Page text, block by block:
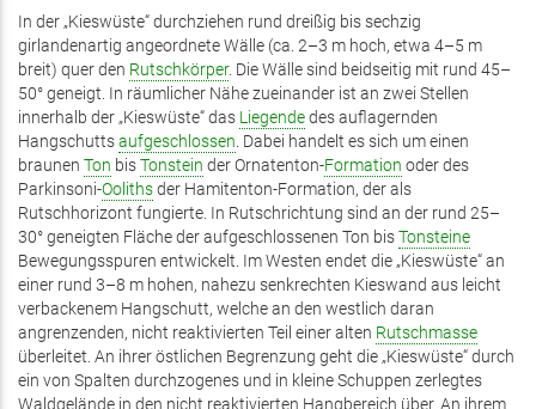
In der „Kieswüste“ durchziehen rund dreißig bis sechzig
girlandenartig angeordnete Wälle (ca. 2–3 m hoch, etwa 4–5 m
breit) quer den Rutschkörper. Die Wälle sind beidseitig mit rund 45–
50° geneigt. In räumlicher Nähe zueinander ist an zwei Stellen
innerhalb der „Kieswüste“ das Liegendedes auflagernden
Hangschuttsaufgeschlossen. Dabei handelt es sich um einen
braunen Ton bisTonstein der Ornatenton-Formation oder des
Parkinsoni-Oolithsder Hamitenton-Formation, der als
Rutschhorizont fungierte. In Rutschrichtung sind an der rund 25–
30° geneigten Fläche der aufgeschlossenen Ton bisTonsteine
Bewegungsspuren entwickelt. Im Westen endet die „Kieswüste“ an
einer rund 3–8 m hohen, nahezu senkrechten Kieswand aus leicht
verbackenem Hangschutt, welche an den westlich daran
angrenzenden, nicht reaktivierten Teil einer alten Rutschmasse
überleitet. An ihrer östlichen Begrenzung geht die „Kieswüste“ durch
ein von Spalten durchzogenes und in kleine Schuppen zerlegtes
Waldgelände in den nicht reaktivierten Hangbereich über. An ihrem